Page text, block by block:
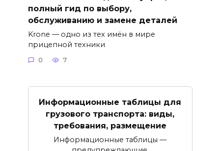
полный гид по выбору,
обслуживанию и замене деталей
Krone — одно из тех имён в мире
прицепной техники
0 7
Информационные таблицы для
грузового транспорта: виды,
требования, размещение
Информационные таблицы —